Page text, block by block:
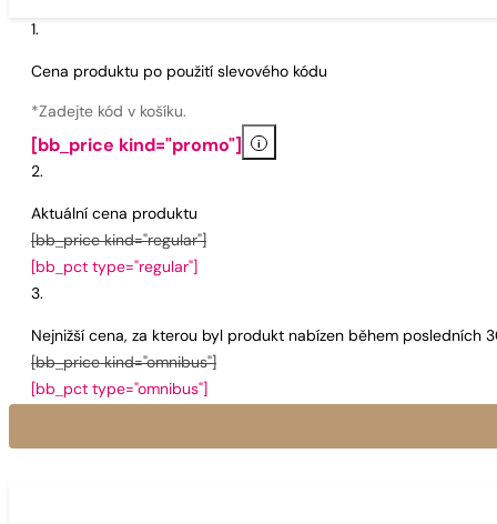
Cena produktu po použití slevového kódu
*Zadejte kód v košíku.
[bb_price kind="promo"] i
Aktuální cena produktu
[bb_price kind="regular"]
[bb_pct type="regular"]
Nejnižší cena, za kterou byl produkt nabízen během posledních
[bb_price kind="omnibus"]
[bb_pct type="omnibus"]